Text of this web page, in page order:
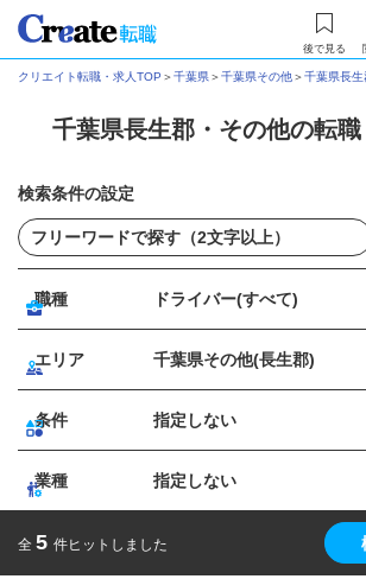
後で見る
クリエイト転職・求人TOP ＞千葉県＞千葉県その他＞千葉県長生
千葉県長生郡・その他の転
検索条件の設定
職種 ドライバー(すべて)
エリア 千葉県その他(長生郡)
条件 指定しない
業種 指定しない
全 5 件ヒットしました